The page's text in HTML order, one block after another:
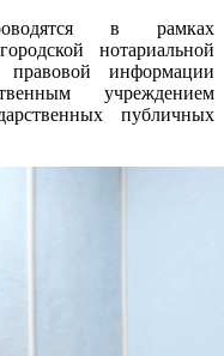
в рамках
нотариальной
информации
учреждением
публичных